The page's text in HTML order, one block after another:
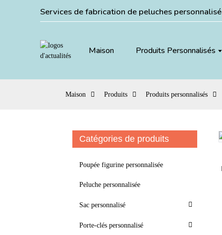
Services de fabrication de peluches
Maison Produits Personnalisés
Maison Produits Produits personnalisés
Catégories de produits
Poupée figurine personnalisée
Peluche personnalisée
Sac personnalisé
Porte-clés personnalisé
Loading...
Loading...